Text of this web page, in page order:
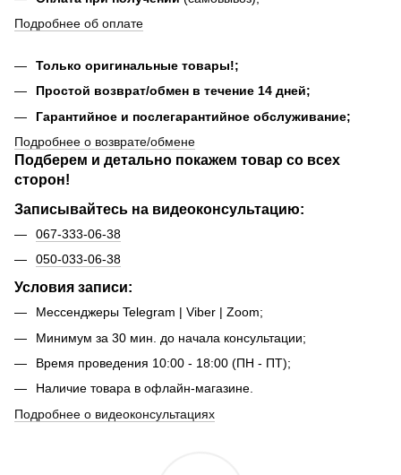
Подробнее об оплате
Только оригинальные товары!;
Простой возврат/обмен в течение 14 дней;
Гарантийное и послегарантийное обслуживание;
Подробнее о возврате/обмене
Подберем и детально покажем товар со всех
сторон!
Записывайтесь на видеоконсультацию:
067-333-06-38
050-033-06-38
Условия записи:
Мессенджеры Telegram | Viber | Zoom;
Минимум за 30 мин. до начала консультации;
Время проведения 10:00 - 18:00 (ПН - ПТ);
Наличие товара в офлайн-магазине.
Подробнее о видеоконсультациях